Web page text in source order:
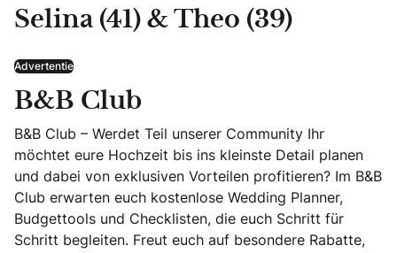
Selina (41) & Theo (39)
Advertentie
B&B Club
B&B Club – Werdet Teil unserer Community Ihr
möchtet eure Hochzeit bis ins kleinste Detail planen
und dabei von exklusiven Vorteilen profitieren? Im B&B
Club erwarten euch kostenlose Wedding Planner,
Budgettools und Checklisten, die euch Schritt für
Schritt begleiten. Freut euch auf besondere Rabatte,